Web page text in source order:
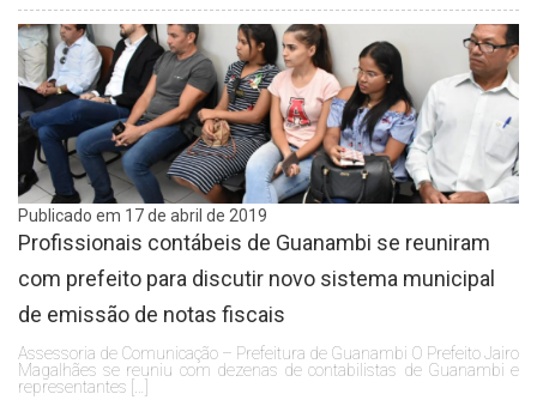
Publicado em 17 de abril de 2019
Profissionais contábeis de Guanambi se reuniram
com prefeito para discutir novo sistema municipal
de emissão de notas fiscais
Assessoria de Comunicação – Prefeitura de Guanambi O Prefeito Jairo
Magalhães se reuniu com dezenas de contabilistas de Guanambi e
representantes […]